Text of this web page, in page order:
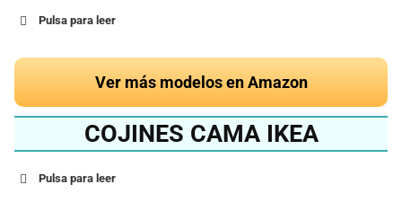
Pulsa para leer
Ver más modelos en Amazon
COJINES CAMA IKEA
Pulsa para leer